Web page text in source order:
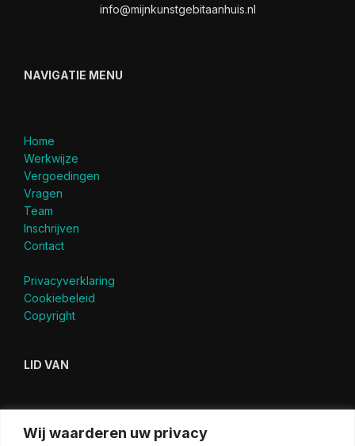
Wij waarderen uw privacy
info@mijnkunstgebitaanhuis.nl
NAVIGATIE MENU
Home
Werkwijze
Vergoedingen
Vragen
Team
Inschrijven
Contact
Privacyverklaring
Cookiebeleid
Copyright
LID VAN